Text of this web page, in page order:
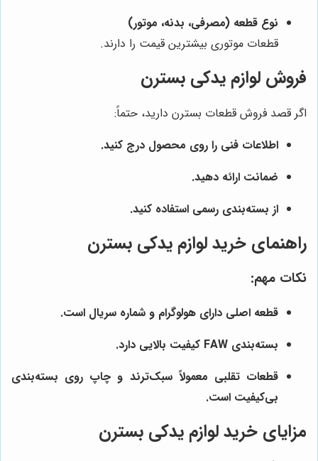
نوع قطعه (مصرفی، بدنه، موتور)
قطعات موتوری بیشترین قیمت را دارند.
فروش لوازم یدکی بسترن
اگر قصد فروش قطعات بسترن دارید، حتماً:
اطلاعات فنی را روی محصول درج کنید.
ضمانت ارائه دهید.
از بسته‌بندی رسمی استفاده کنید.
راهنمای خرید لوازم یدکی بسترن
نکات مهم:
قطعه اصلی دارای هولوگرام و شماره سریال است.
بسته‌بندی FAW کیفیت بالایی دارد.
قطعات تقلبی معمولاً سبک‌ترند و چاپ روی بسته‌بندی
بی‌کیفیت است.
مزایای خرید لوازم یدکی بسترن